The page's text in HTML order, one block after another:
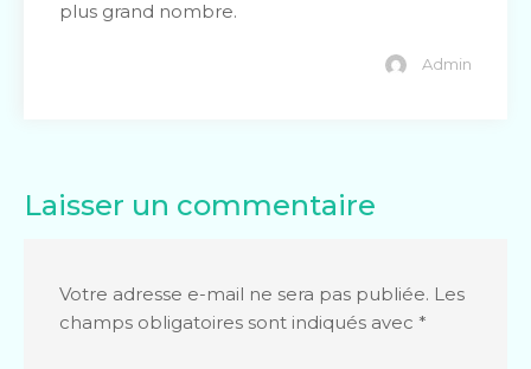
plus grand nombre.
Admin
Laisser un commentaire
Votre adresse e-mail ne sera pas publiée. Les
champs obligatoires sont indiqués avec *